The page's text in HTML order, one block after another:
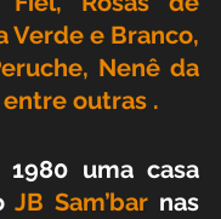
Verde e Branco,
Nenê da
outras .
uma casa
JB Sam’bar nas